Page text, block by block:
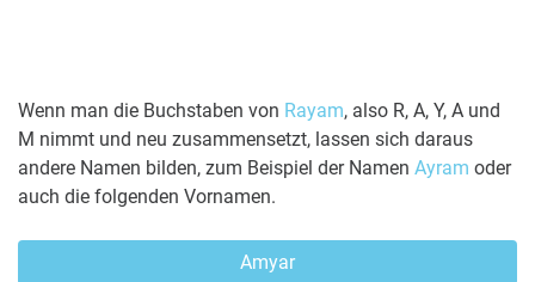
Wenn man die Buchstaben von Rayam, also R, A, Y, A und
M nimmt und neu zusammensetzt, lassen sich daraus
andere Namen bilden, zum Beispiel der Namen Ayram oder
auch die folgenden Vornamen.
Amyar